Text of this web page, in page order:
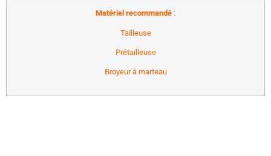
Matériel recommandé :
Tailleuse
Prétailleuse
Broyeur à marteau